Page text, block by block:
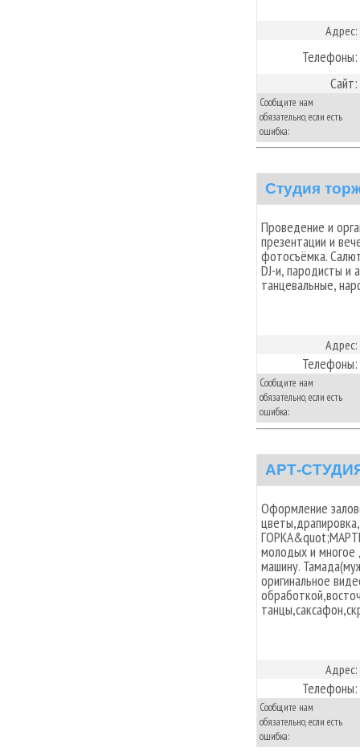
Адрес:
Телефоны:
Сайт:
Сообщите нам
обязательно, если есть
ошибка:
Студия
Проведение и
презентации и
фотосъёмка.
DJ-и, пародисты и
танцевальные,
Адрес:
Телефоны:
Сообщите нам
обязательно, если есть
ошибка:
АРТ-
Оформление
молодых и многое
машину.
оригинальное
Адрес:
Телефоны:
Сообщите нам
обязательно, если есть
ошибка: